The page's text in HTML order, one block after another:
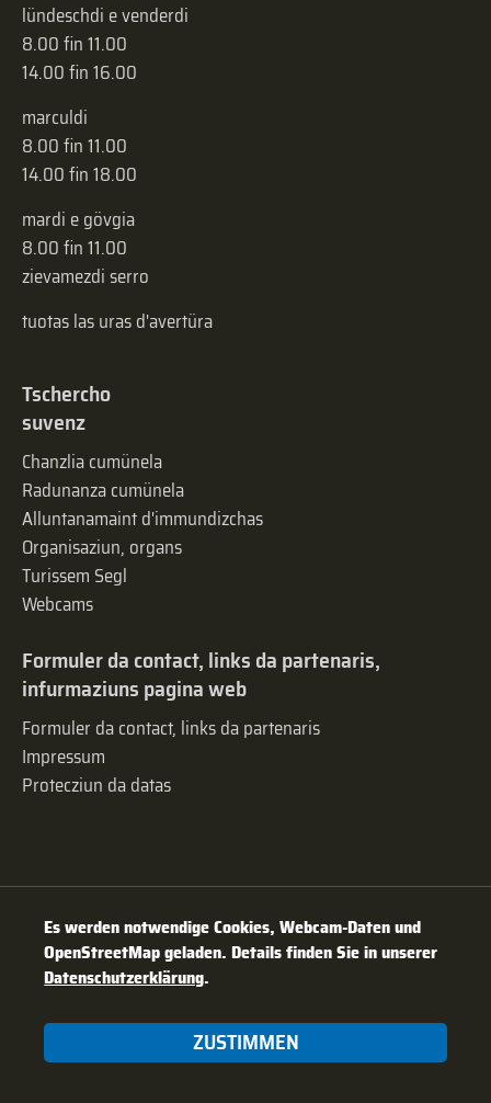
lündeschdi e venderdi
8.00 fin 11.00
14.00 fin 16.00
marculdi
8.00 fin 11.00
14.00 fin 18.00
mardi e gövgia
8.00 fin 11.00
zievamezdi serro
tuotas las uras d'avertüra
Tschercho
suvenz
Chanzlia cumünela
Radunanza cumünela
Alluntanamaint d'immundizchas
Organisaziun, organs
Turissem Segl
Webcams
Formuler da contact, links da partenaris,
infurmaziuns pagina web
Formuler da contact, links da partenaris
Impressum
Protecziun da datas
Es werden notwendige Cookies, Webcam-Daten und
OpenStreetMap geladen. Details finden Sie in unserer
Datenschutzerklärung.
ZUSTIMMEN